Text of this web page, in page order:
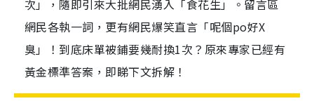
次」，隨即引來大批網民湧入「食花生」。留言區
網民各執一詞，更有網民爆笑直言「呢個po好X
臭」！到底床單被鋪要幾耐換1次？原來專家已經有
黃金標準答案，即睇下文拆解！